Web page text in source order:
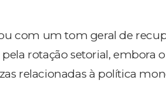
com um tom geral de
rotação setorial, embora
relacionadas à política